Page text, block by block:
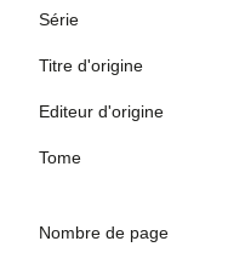
Série
Titre d'origine
Editeur d'origine
Tome
Nombre de page